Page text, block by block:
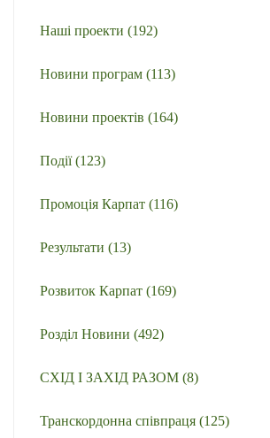
Наші проекти (192)
Новини програм (113)
Новини проектів (164)
Події(123)
Промоція Карпат (116)
Результати (13)
Розвиток Карпат (169)
Розділ Новини (492)
СХІД І ЗАХІД РАЗОМ (8)
Транскордонна співпраця (125)